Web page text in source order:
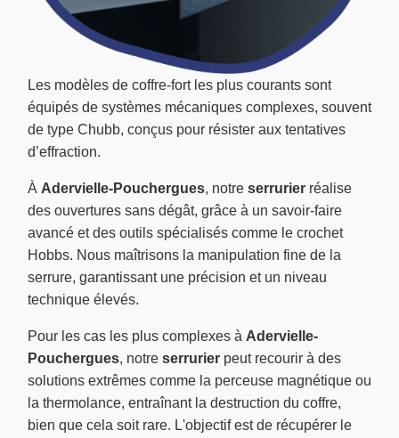
Les modèles de coffre-fort les plus courants sont
équipés de systèmes mécaniques complexes, souvent
de type Chubb, conçus pour résister aux tentatives
d’effraction.
À Adervielle-Pouchergues, notre serrurier réalise
des ouvertures sans dégât, grâce à un savoir-faire
avancé et des outils spécialisés comme le crochet
Hobbs. Nous maîtrisons la manipulation fine de la
serrure, garantissant une précision et un niveau
technique élevés.
Pour les cas les plus complexes à Adervielle-
Pouchergues, notre serrurier peut recourir à des
solutions extrêmes comme la perceuse magnétique ou
la thermolance, entraînant la destruction du coffre,
bien que cela soit rare. L'objectif est de récupérer le